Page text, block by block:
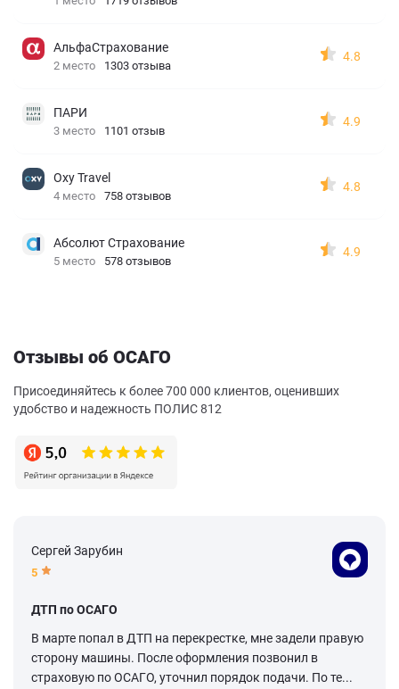
АльфаСтрахование
2 место 1303 отзыва
4.8
ПАРИ
3 место 1101 отзыв
4.9
Oxy Travel
4 место 758 отзывов
4.8
Абсолют Страхование
5 место 578 отзывов
4.9
Отзывы об ОСАГО
Присоединяйтесь к более 700 000 клиентов, оценивших
удобство и надежность ПОЛИС 812
Сергей Зарубин
5
ДТП по ОСАГО
В марте попал в ДТП на перекрестке, мне задели правую
сторону машины. После оформления позвонил в
страховую по ОСАГО, уточнил порядок подачи. По те...